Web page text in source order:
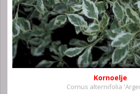
Kornoelje
Cornus alternifolia